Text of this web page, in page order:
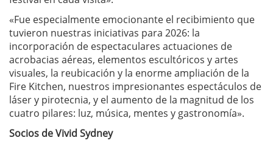
«Fue especialmente emocionante el recibimiento que
tuvieron nuestras iniciativas para 2026: la
incorporación de espectaculares actuaciones de
acrobacias aéreas, elementos escultóricos y artes
visuales, la reubicación y la enorme ampliación de la
Fire Kitchen, nuestros impresionantes espectáculos de
láser y pirotecnia, y el aumento de la magnitud de los
cuatro pilares: luz, música, mentes y gastronomía».
Socios de Vivid Sydney